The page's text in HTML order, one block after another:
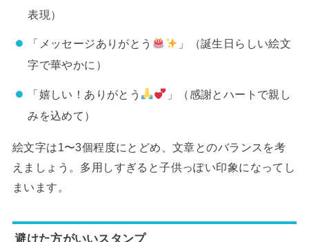
表現）
「メッセージありがとう
」（誕生日らしい絵文
字で華やかに）
「嬉しい！ありがとう
」（感謝とハートで親し
みを込めて）
絵文字は1〜3個程度にとどめ、文章とのバランスを考
えましょう。多用しすぎると子供っぽい印象になってし
まいます。
避けた方がいいスタンプ